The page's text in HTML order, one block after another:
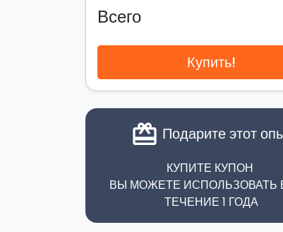
Всего
Купить!
card_giftcard Подарите этот
КУПИТЕ КУПОН
ВЫ МОЖЕТЕ ИСПОЛЬЗОВАТЬ
ТЕЧЕНИЕ 1 ГОДА